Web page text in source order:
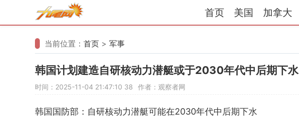
首页 美国 加拿大
当前位置： 首页 > 军事
韩国计划建造自研核动力潜艇或于2030年代中后期下水
时间：2025-11-04 21:47:10 38 作者：观察者网
韩国国防部：自研核动力潜艇可能在2030年代中后期下水